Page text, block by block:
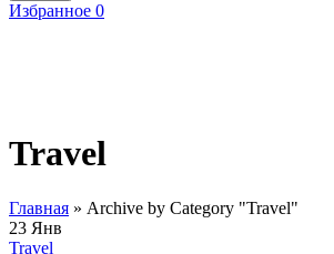
Избранное 0
Travel
Главная » Archive by Category "Travel"
23 Янв
Travel